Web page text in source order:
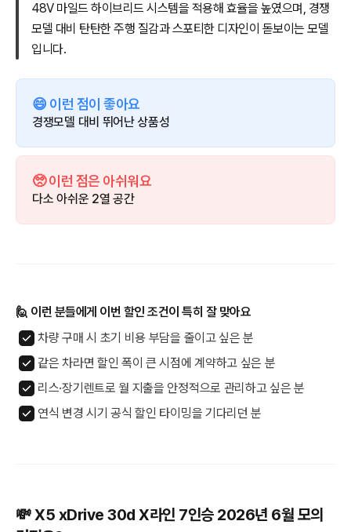
48V 마일드 하이브리드 시스템을 적용해 효율을 높였으며, 경쟁
모델 대비 탄탄한 주행 질감과 스포티한 디자인이 돋보이는 모델
입니다.
😄 이런 점이 좋아요
경쟁모델 대비 뛰어난 상품성
🥺 이런 점은 아쉬워요
다소 아쉬운 2열 공간
🙋 이런 분들에게 이번 할인 조건이 특히 잘 맞아요
차량 구매 시 초기 비용 부담을 줄이고 싶은 분
같은 차라면 할인 폭이 큰 시점에 계약하고 싶은 분
리스·장기렌트로 월 지출을 안정적으로 관리하고 싶은 분
연식 변경 시기 공식 할인 타이밍을 기다리던 분
💸 X5 xDrive 30d X라인 7인승 2026년 6월 모의